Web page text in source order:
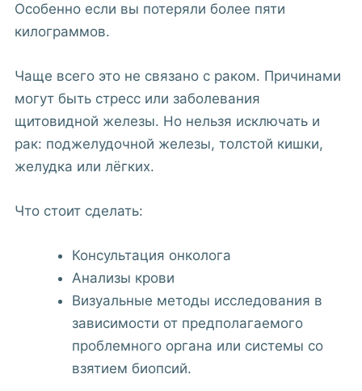
Особенно если вы потеряли более пяти
килограммов.
Чаще всего это не связано с раком. Причинами
могут быть стресс или заболевания
щитовидной железы. Но нельзя исключать и
рак: поджелудочной железы, толстой кишки,
желудка или лёгких.
Что стоит сделать:
Консультация онколога
Анализы крови
Визуальные методы исследования в
зависимости от предполагаемого
проблемного органа или системы со
взятием биопсий.